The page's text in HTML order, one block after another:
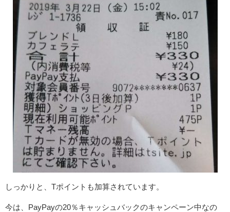
しっかりと、Tポイントも加算されています。
今は、PayPayの20％キャッシュバックのキャンペーン中なの